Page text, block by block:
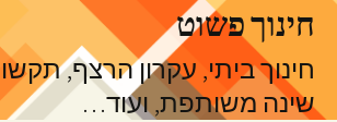
לדלג
לתוכןחינוך פשוט
חינוך ביתי, עקרון הרצף,
שינה משותפת, ועוד…